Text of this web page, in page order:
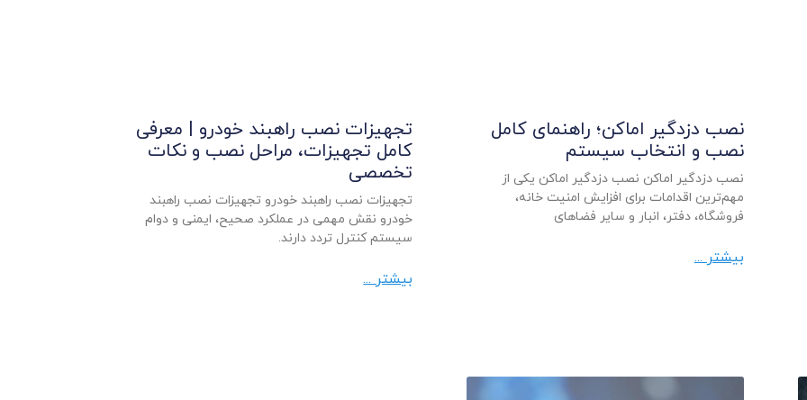
نصب دزدگیر اماکن؛ راهنمای کامل
نصب و انتخاب سیستم
نصب دزدگیر اماکن نصب دزدگیر اماکن یکی از
مهم‌ترین اقدامات برای افزایش امنیت خانه،
فروشگاه، دفتر، انبار و سایر فضاهای
بیشتر ...
تجهیزات نصب راهبند خودرو | معرفی
کامل تجهیزات، مراحل نصب و نکات
تخصصی
تجهیزات نصب راهبند خودرو تجهیزات نصب راهبند
خودرو نقش مهمی در عملکرد صحیح، ایمنی و دوام
سیستم کنترل تردد دارند.
بیشتر ...